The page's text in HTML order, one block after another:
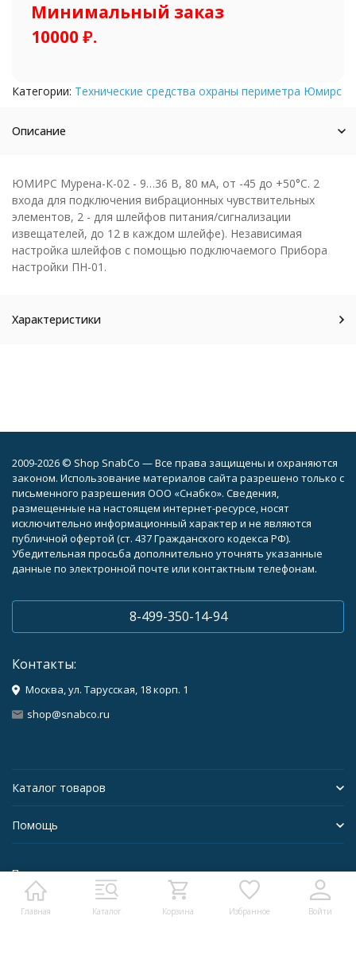
Минимальный заказ
10000 ₽.
Категории: Технические средства охраны периметра Юмирс
Описание
ЮМИРС Мурена-К-02 - 9…36 В, 80 мА, от -45 до +50°С. 2
входа для подключения вибрационных чувствительных
элементов, 2 - для шлейфов питания/сигнализации
извещателей, до 12 в каждом шлейфе). Независимая
настройка шлейфов с помощью подключаемого Прибора
настройки ПН-01.
Характеристики
Главная Каталог Корзина Избранное Войти
2009-2026 © Shop SnabCo — Все права защищены и охраняются
законом. Использование материалов сайта разрешено только с
письменного разрешения ООО «Снабко». Сведения,
размещенные на настоящем интернет-ресурсе, носят
исключительно информационный характер и не являются
публичной офертой (ст. 437 Гражданского кодекса РФ).
Убедительная просьба дополнительно уточнять указанные
данные по электронной почте или контактным телефонам.
8-499-350-14-94
Контакты:
Москва, ул. Тарусская, 18 корп. 1
shop@snabco.ru
Каталог товаров
Помощь
Политика персональных данных